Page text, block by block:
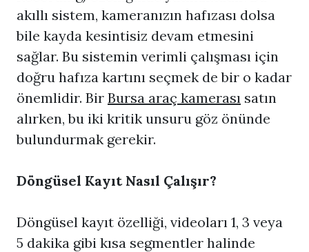
akıllı sistem, kameranızın hafızası dolsa
bile kayda kesintisiz devam etmesini
sağlar. Bu sistemin verimli çalışması için
doğru hafıza kartını seçmek de bir o kadar
önemlidir. Bir Bursa araç kamerası satın
alırken, bu iki kritik unsuru göz önünde
bulundurmak gerekir.
Döngüsel Kayıt Nasıl Çalışır?
Döngüsel kayıt özelliği, videoları 1, 3 veya
5 dakika gibi kısa segmentler halinde